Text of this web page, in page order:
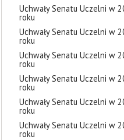
Uchwały Senatu Uczelni w
roku
Uchwały Senatu Uczelni w
roku
Uchwały Senatu Uczelni w
roku
Uchwały Senatu Uczelni w
roku
Uchwały Senatu Uczelni w
roku
Uchwały Senatu Uczelni w
roku